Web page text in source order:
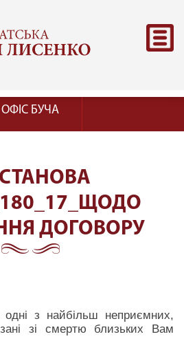
ОФІС БУЧА
ДОГОВОРУ
одні з найбільш неприємних,
зі смертю близьких Вам